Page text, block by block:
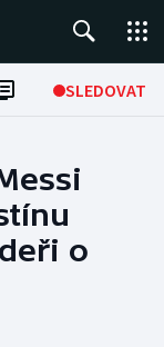
SLEDOVAT
o